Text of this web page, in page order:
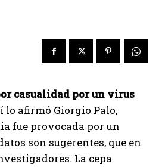
casualidad por un virus
lo afirmó Giorgio Palo,
fue provocada por un
son sugerentes, que en
La cepa